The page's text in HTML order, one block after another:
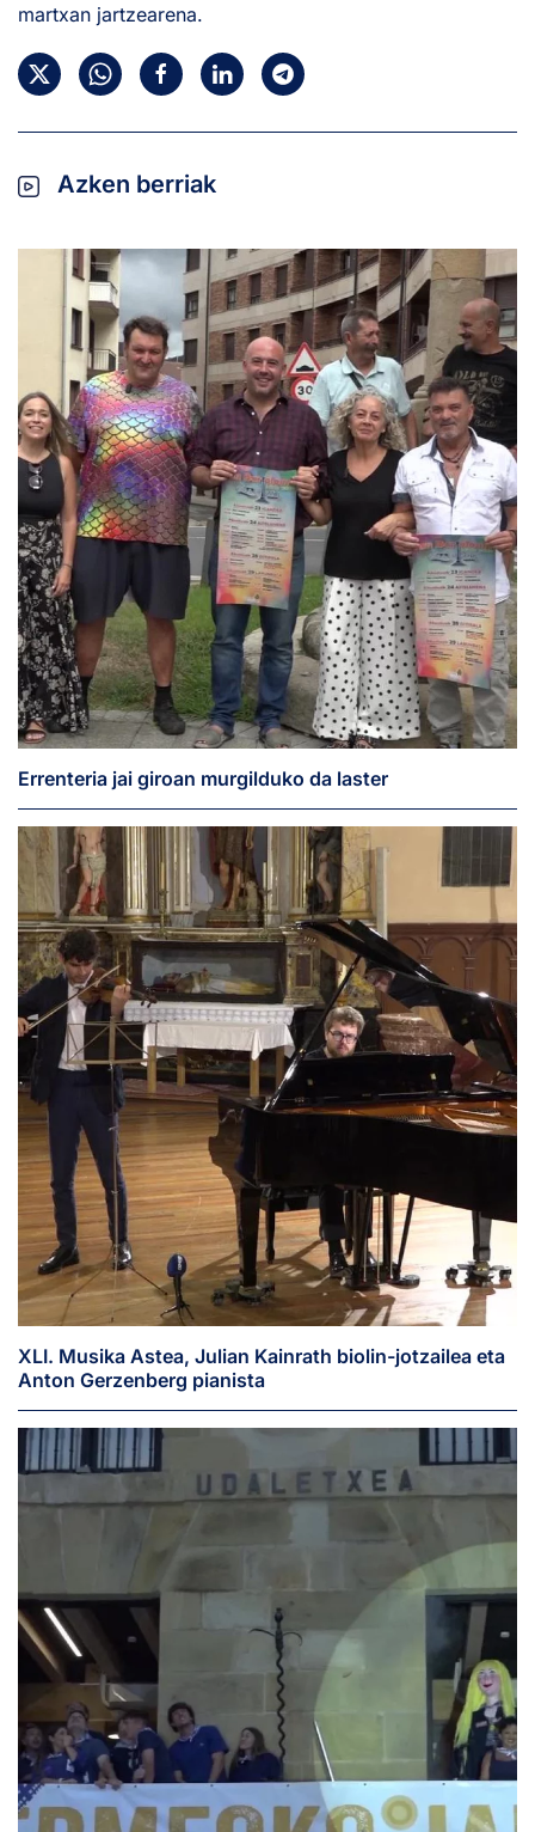
martxan jartzearena.
Azken berriak
Errenteria jai giroan murgilduko da laster
XLI. Musika Astea, Julian Kainrath biolin-jotzailea eta
Anton Gerzenberg pianista